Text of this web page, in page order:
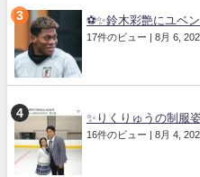
⚽✨鈴木彩艶にユベ
17件のビュー 8月 6,
✨りくりゅうの制服
16件のビュー 8月 4,